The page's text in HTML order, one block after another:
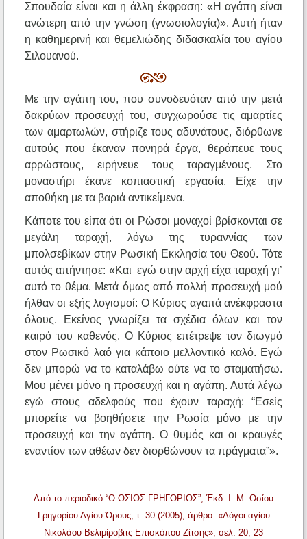
Σπουδαία είναι και η άλλη έκφραση: «Η αγάπη είναι
ανώτερη από την γνώση (γνωσιολογία)». Αυτή ήταν
η καθημερινή και θεμελιώδης διδασκαλία του αγίου
Σιλουανού.
Με την αγάπη του, που συνοδευόταν από την μετά
δακρύων προσευχή του, συγχωρούσε τις αμαρτίες
των αμαρτωλών, στήριζε τους αδυνάτους, διόρθωνε
αυτούς που έκαναν πονηρά έργα, θεράπευε τους
αρρώστους, ειρήνευε τους ταραγμένους. Στο
μοναστήρι έκανε κοπιαστική εργασία. Είχε την
αποθήκη με τα βαριά αντικείμενα.
Κάποτε του είπα ότι οι Ρώσοι μοναχοί βρίσκονται σε
μεγάλη ταραχή, λόγω της τυραννίας των
μπολσεβίκων στην Ρωσική Εκκλησία του Θεού. Τότε
αυτός απήντησε: «Και εγώ στην αρχή είχα ταραχή γι’
αυτό το θέμα. Μετά όμως από πολλή προσευχή μού
ήλθαν οι εξής λογισμοί: Ο Κύριος αγαπά ανέκφραστα
όλους. Εκείνος γνωρίζει τα σχέδια όλων και τον
καιρό του καθενός. Ο Κύριος επέτρεψε τον διωγμό
στον Ρωσικό λαό για κάποιο μελλοντικό καλό. Εγώ
δεν μπορώ να το καταλάβω ούτε να το σταματήσω.
Μου μένει μόνο η προσευχή και η αγάπη. Αυτά λέγω
εγώ στους αδελφούς που έχουν ταραχή: “Εσείς
μπορείτε να βοηθήσετε την Ρωσία μόνο με την
προσευχή και την αγάπη. Ο θυμός και οι κραυγές
εναντίον των αθέων δεν διορθώνουν τα πράγματα”».
Από το περιοδικό “Ο ΟΣΙΟΣ ΓΡΗΓΟΡΙΟΣ”, Έκδ. Ι. Μ. Οσίου
Γρηγορίου Αγίου Όρους, τ. 30 (2005), άρθρο: «Λόγοι αγίου
Νικολάου Βελιμίροβιτς Επισκόπου Ζίτσης», σελ. 20, 23